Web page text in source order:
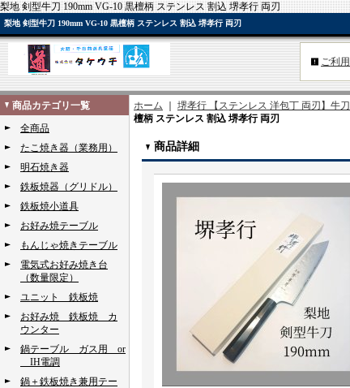
梨地 剣型牛刀 190mm VG-10 黒檀柄 ステンレス 割込 堺孝行 両刃
梨地 剣型牛刀 190mm VG-10 黒檀柄 ステンレス 割込 堺孝行 両刃
ご利
商品カテゴリ一覧
全商品
たこ焼き器（業務用）
明石焼き器
鉄板焼器（グリドル）
鉄板焼小道具
お好み焼テーブル
もんじゃ焼きテーブル
電気式お好み焼き台
（数量限定）
ユニット 鉄板焼
お好み焼 鉄板焼 カ
ウンター
鍋テーブル ガス用 or
IH電調
鍋＋鉄板焼き兼用テー
ホーム 堺孝行 【ステンレス 洋包丁 両刃】牛
檀柄 ステンレス 割込 堺孝行 両刃
商品詳細